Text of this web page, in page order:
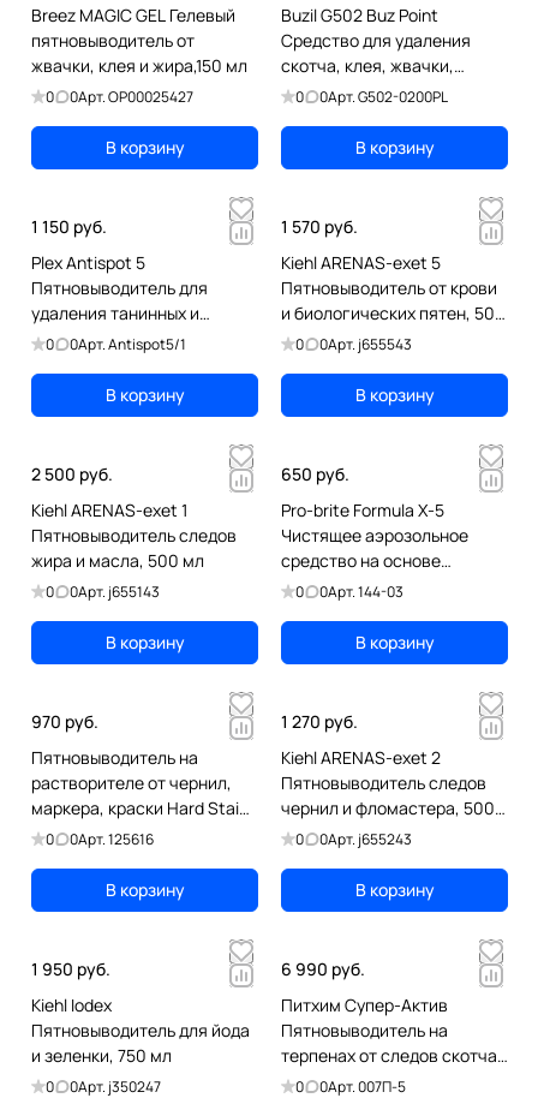
Breez MAGIC GEL Гелевый
пятновыводитель от
жвачки, клея и жира,150 мл
0 0Арт.OP00025427
В корзину
Buzil G502 Buz Point
Средство для удаления
скотча, клея, жвачки,
этикеток, битума, 200 мл
0 0Арт.G502-0200PL
В корзину
1 150 руб.
Plex Antispot 5
Пятновыводитель для
удаления танинных и
пигментных пятен, 1 л
0 0Арт.Antispot5/1
В корзину
1 570 руб.
Kiehl ARENAS-exet 5
Пятновыводитель от крови
и биологических пятен, 500
мл
0 0Арт. j655543
В корзину
2 500 руб.
Kiehl ARENAS-exet 1
Пятновыводитель следов
жира и масла, 500 мл
0 0Арт. j655143
В корзину
650 руб.
Pro-brite Formula X-5
Чистящее аэрозольное
средство на основе
растворителей, 300 мл
0 0Арт.144-03
В корзину
970 руб.
Пятновыводитель на
растворителе от чернил,
маркера, краски Hard Stain
Remover Grass, 600 мл
0 0Арт.125616
В корзину
1 270 руб.
Kiehl ARENAS-exet 2
Пятновыводитель следов
чернил и фломастера, 500
мл
0 0Арт. j655243
В корзину
1 950 руб.
Kiehl Iodex
Пятновыводитель для йода
и зеленки, 750 мл
0 0Арт. j350247
6 990 руб.
Питхим Супер-Актив
Пятновыводитель на
терпенах от следов скотча,
клея, чернил, маркера, 5 л
0 0Арт.007П-5